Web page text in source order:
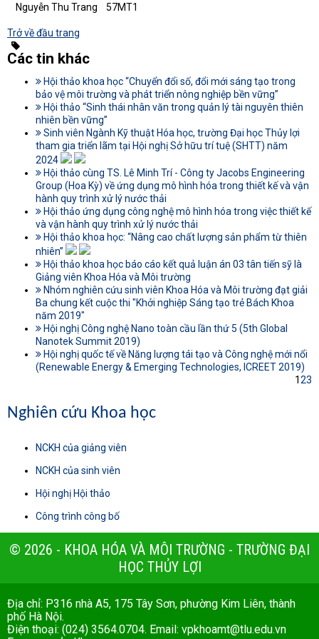
Nguyễn Thu Trang 57MT1
Trở về đầu trang
Các tin khác
Hội thảo khoa học “Chuyển đổi số, đổi mới sáng tạo trong
bảo vệ môi trường và phát triển nông nghiệp bền vững”
Hội thảo “Sinh thái nhân văn trong quản lý tài nguyên thiên
nhiên bền vững”
Sinh viên Ngành Kỹ thuật Hóa học, trường Đại học Thủy lợi
tham gia triển lãm tại Hội nghị Sở hữu trí tuệ (SHTT) năm
2024
Hội thảo cùng TS. Lê Minh Trí - Công ty Jacobs Engineering
Group (Hoa Kỳ) về ứng dụng mô hình hóa trong thiết kế và vận
hành quy trình xử lý nước thải
Hội thảo ứng dụng công nghệ mô hình hóa trong việc thiết kế
và vận hành quy trình xử lý nước thải
Hội thảo khoa học: “Nâng cao chất lượng sản phẩm từ thiên
nhiên”
Hội thảo khoa học báo cáo kết quả luận án 03 tân tiến sỹ là
Giảng viên Khoa Hóa và Môi trường
Nhóm nghiên cứu sinh viên Khoa Hóa và Môi trường đạt giải
Ba chung kết cuộc thi "Khởi nghiệp Sáng tạo trẻ Bách Khoa
năm 2019"
Hội nghị Công nghệ Nano toàn cầu lần thứ 5 (5th Global
Nanotek Summit 2019)
Hội nghị quốc tế về Năng lượng tái tạo và Công nghệ mới nổi
(Renewable Energy & Emerging Technologies, ICREET 2019)
123
Nghiên cứu Khoa học
NCKH của giảng viên
NCKH của sinh viên
Hội nghị Hội thảo
Công trình công bố
© 2026 - KHOA HÓA VÀ MÔI TRƯỜNG - TRƯỜNG ĐẠI
HỌC THỦY LỢI
Địa chỉ: P316 nhà A5, 175 Tây Sơn, phường Kim Liên, thành
phố Hà Nội.
Điện thoại: (024) 3564.0704. Email: vpkhoamt@tlu.edu.vn